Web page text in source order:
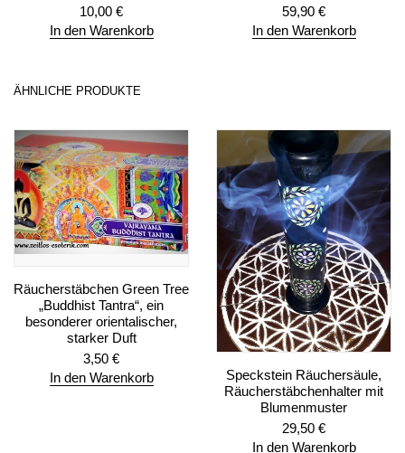
10,00 €
In den Warenkorb
59,90 €
In den Warenkorb
ÄHNLICHE PRODUKTE
Räucherstäbchen Green Tree
„Buddhist Tantra“, ein
besonderer orientalischer,
starker Duft
3,50 €
In den Warenkorb
Speckstein Räuchersäule,
Räucherstäbchenhalter mit
Blumenmuster
29,50 €
In den Warenkorb